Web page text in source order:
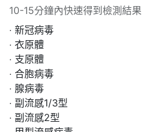
10-15分鐘內快速得到檢測結果
‧ 新冠病毒
‧ 衣原體
‧ 支原體
‧ 合胞病毒
‧ 腺病毒
‧ 副流感1/3型
‧ 副流感2型